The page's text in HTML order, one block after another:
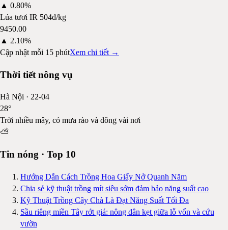
▲ 0.80%
Lúa tươi IR 504đ/kg
9450.00
▲ 2.10%
Cập nhật mỗi 15 phútXem chi tiết →
Thời tiết nông vụ
Hà Nội · 22-04
28°
Trời nhiều mây, có mưa rào và dông vài nơi
⛅
Tin nóng · Top 10
Hướng Dẫn Cách Trồng Hoa Giấy Nở Quanh Năm
Chia sẻ kỹ thuật trồng mít siêu sớm đảm bảo năng suất cao
Kỹ Thuật Trồng Cây Chà Là Đạt Năng Suất Tối Đa
Sầu riêng miền Tây rớt giá: nông dân kẹt giữa lỗ vốn và cứu
vườn